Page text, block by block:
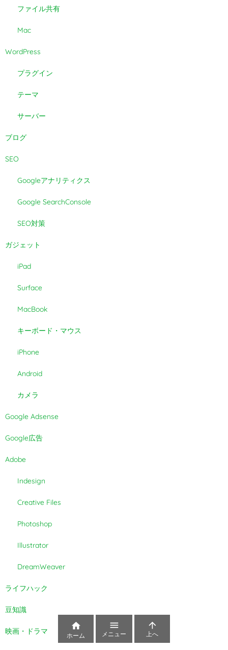
ファイル共有
Mac
WordPress
プラグイン
テーマ
サーバー
ブログ
SEO
Googleアナリティクス
Google SearchConsole
SEO対策
ガジェット
iPad
Surface
MacBook
キーボード・マウス
iPhone
Android
カメラ
Google Adsense
Google広告
Adobe
Indesign
Creative Files
Photoshop
Illustrator
DreamWeaver
ライフハック
豆知識
映画・ドラマ 
ホーム

メニュー

上へ